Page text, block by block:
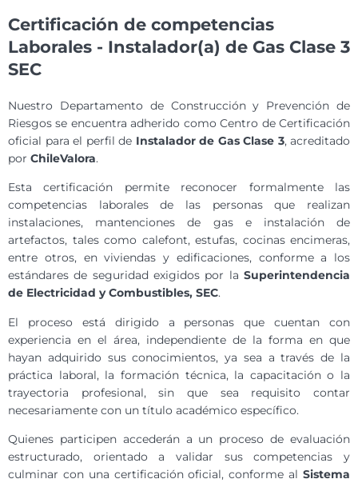
Certificación de competencias
Laborales - Instalador(a) de Gas Clase 3
SEC
Nuestro Departamento de Construcción y Prevención de
Riesgos se encuentra adherido como Centro de Certificación
oficial para el perfil de Instalador de Gas Clase 3, acreditado
por ChileValora.
Esta certificación permite reconocer formalmente las
competencias laborales de las personas que realizan
instalaciones, mantenciones de gas e instalación de
artefactos, tales como calefont, estufas, cocinas encimeras,
entre otros, en viviendas y edificaciones, conforme a los
estándares de seguridad exigidos por la Superintendencia
de Electricidad y Combustibles, SEC.
El proceso está dirigido a personas que cuentan con
experiencia en el área, independiente de la forma en que
hayan adquirido sus conocimientos, ya sea a través de la
práctica laboral, la formación técnica, la capacitación o la
trayectoria profesional, sin que sea requisito contar
necesariamente con un título académico específico.
Quienes participen accederán a un proceso de evaluación
estructurado, orientado a validar sus competencias y
culminar con una certificación oficial, conforme al Sistema